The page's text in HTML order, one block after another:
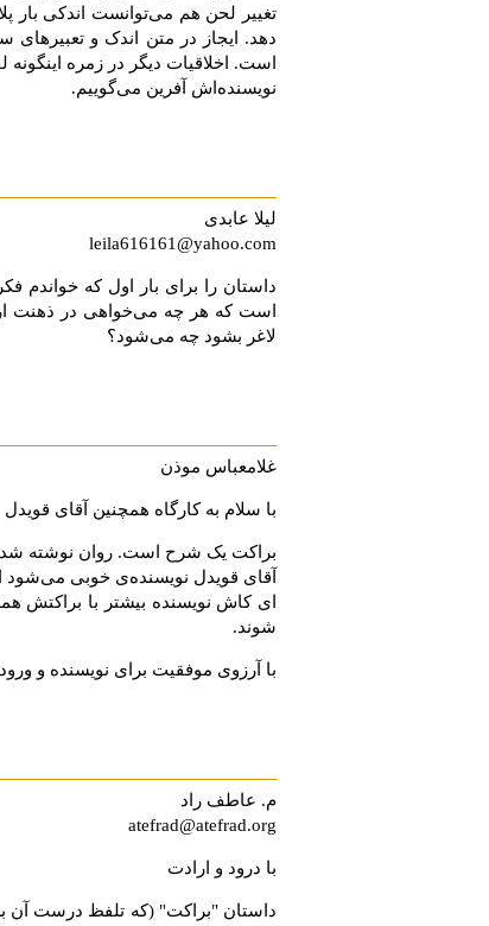
تغییر لحن هم می‌توانست اندکی بار
دهد. ایجاز در متن اندک و تعبیر‌های
است. اخلاقیات دیگر در زمره
نویسنده‌اش آفرین می‌گوییم.
لیلا عابدی
leila616161@yahoo.com
داستان را برای بار اول كه خواندم
است كه هر چه می‌خواهی در ذهنت
لاغر بشود چه می‌شود؟
غلامعباس موذن
با سلام به کارگاه همچنین آقای قویدل
براکت یک شرح است. روان نوشته
آقای قویدل نویسنده‌ی خوبی می‌شود
ای کاش نویسنده بیشتر با براکتش
شوند.
با آرزوی موفقیت برای نویسنده و
م. عاطف راد
atefrad@atefrad.org
با درود و ارادت
داستان "براكت" (كه تلفظ درست آن